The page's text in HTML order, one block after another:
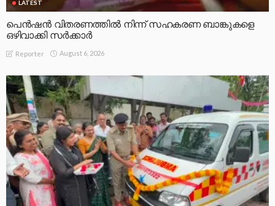
LATEST
പെൻഷൻ വിതരണത്തിൽ നിന്ന് സഹകരണ ബാങ്കുകളെ
ഒഴിവാക്കി സർക്കാർ
Reporter August 6, 2026